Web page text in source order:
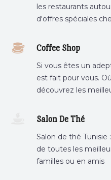
les restaurants
d'offres spéciales
Coffee Shop
Si vous êtes un
est fait pour vous.
découvrez les
Salon De Thé
Salon de thé
de toutes les
familles ou en amis